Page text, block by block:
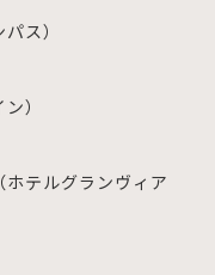
ス）
）
テルグランヴィア